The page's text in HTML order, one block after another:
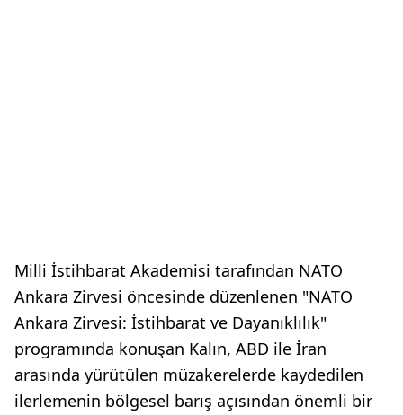
Milli İstihbarat Akademisi tarafından NATO
Ankara Zirvesi öncesinde düzenlenen "NATO
Ankara Zirvesi: İstihbarat ve Dayanıklılık"
programında konuşan Kalın, ABD ile İran
arasında yürütülen müzakerelerde kaydedilen
ilerlemenin bölgesel barış açısından önemli bir